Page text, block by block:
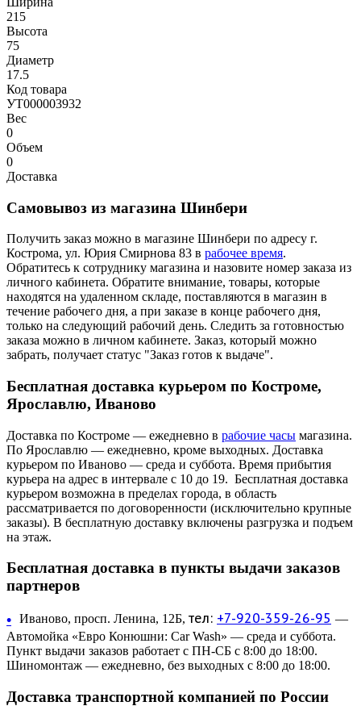
215
Высота
75
Диаметр
17.5
Код товара
УТ000003932
Вес
0
Объем
0
Доставка
Самовывоз из магазина Шинбери
Получить заказ можно в магазине Шинбери по адресу г.
Кострома, ул. Юрия Смирнова 83 в рабочее время.
Обратитесь к сотруднику магазина и назовите номер заказа из
личного кабинета. Обратите внимание, товары, которые
находятся на удаленном складе, поставляются в магазин в
течение рабочего дня, а при заказе в конце рабочего дня,
только на следующий рабочий день. Следить за готовностью
заказа можно в личном кабинете. Заказ, который можно
забрать, получает статус "Заказ готов к выдаче".
Бесплатная доставка курьером по Костроме,
Ярославлю, Иваново
Доставка по Костроме — ежедневно в рабочие часы магазина.
По Ярославлю — ежедневно, кроме выходных. Доставка
курьером по Иваново — среда и суббота. Время прибытия
курьера на адрес в интервале с 10 до 19. Бесплатная доставка
курьером возможна в пределах города, в область
рассматривается по договоренности (исключительно крупные
заказы). В бесплатную доставку включены разгрузка и подъем
на этаж.
Бесплатная доставка в пункты выдачи заказов
партнеров
• Иваново, просп. Ленина, 12Б, тел: +7-920-359-26-95 —
Автомойка «Евро Конюшни: Car Wash» — среда и суббота.
Пункт выдачи заказов работает с ПН-СБ с 8:00 до 18:00.
Шиномонтаж — ежедневно, без выходных с 8:00 до 18:00.
Доставка транспортной компанией по России